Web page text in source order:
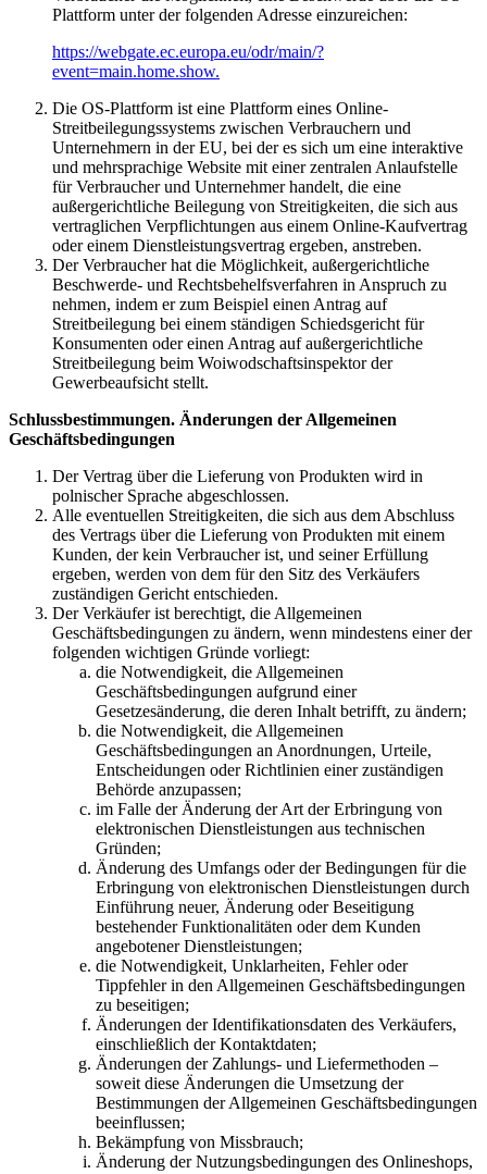
Plattform unter der folgenden Adresse einzureichen:
https://webgate.ec.europa.eu/odr/main/?
event=main.home.show.
Die OS-Plattform ist eine Plattform eines Online-
Streitbeilegungssystems zwischen Verbrauchern und
Unternehmern in der EU, bei der es sich um eine interaktive
und mehrsprachige Website mit einer zentralen Anlaufstelle
für Verbraucher und Unternehmer handelt, die eine
außergerichtliche Beilegung von Streitigkeiten, die sich aus
vertraglichen Verpflichtungen aus einem Online-Kaufvertrag
oder einem Dienstleistungsvertrag ergeben, anstreben.
Der Verbraucher hat die Möglichkeit, außergerichtliche
Beschwerde- und Rechtsbehelfsverfahren in Anspruch zu
nehmen, indem er zum Beispiel einen Antrag auf
Streitbeilegung bei einem ständigen Schiedsgericht für
Konsumenten oder einen Antrag auf außergerichtliche
Streitbeilegung beim Woiwodschaftsinspektor der
Gewerbeaufsicht stellt.
Schlussbestimmungen. Änderungen der Allgemeinen
Geschäftsbedingungen
Der Vertrag über die Lieferung von Produkten wird in
polnischer Sprache abgeschlossen.
Alle eventuellen Streitigkeiten, die sich aus dem Abschluss
des Vertrags über die Lieferung von Produkten mit einem
Kunden, der kein Verbraucher ist, und seiner Erfüllung
ergeben, werden von dem für den Sitz des Verkäufers
zuständigen Gericht entschieden.
Der Verkäufer ist berechtigt, die Allgemeinen
Geschäftsbedingungen zu ändern, wenn mindestens einer der
folgenden wichtigen Gründe vorliegt:
die Notwendigkeit, die Allgemeinen
Geschäftsbedingungen aufgrund einer
Gesetzesänderung, die deren Inhalt betrifft, zu ändern;
die Notwendigkeit, die Allgemeinen
Geschäftsbedingungen an Anordnungen, Urteile,
Entscheidungen oder Richtlinien einer zuständigen
Behörde anzupassen;
im Falle der Änderung der Art der Erbringung von
elektronischen Dienstleistungen aus technischen
Gründen;
Änderung des Umfangs oder der Bedingungen für die
Erbringung von elektronischen Dienstleistungen durch
Einführung neuer, Änderung oder Beseitigung
bestehender Funktionalitäten oder dem Kunden
angebotener Dienstleistungen;
die Notwendigkeit, Unklarheiten, Fehler oder
Tippfehler in den Allgemeinen Geschäftsbedingungen
zu beseitigen;
Änderungen der Identifikationsdaten des Verkäufers,
einschließlich der Kontaktdaten;
Änderungen der Zahlungs- und Liefermethoden –
soweit diese Änderungen die Umsetzung der
Bestimmungen der Allgemeinen Geschäftsbedingungen
beeinflussen;
Bekämpfung von Missbrauch;
Änderung der Nutzungsbedingungen des Onlineshops,